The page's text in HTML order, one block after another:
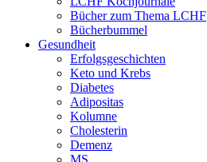
Bücher zum Thema LCHF
Bücherbummel
Gesundheit
Erfolgsgeschichten
Keto und Krebs
Diabetes
Adipositas
Kolumne
Cholesterin
Demenz